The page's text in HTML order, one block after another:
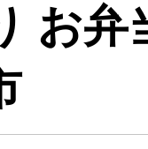
お弁